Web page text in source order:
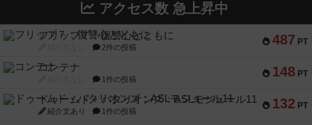
アクセス数 急上昇中
487 PT
フリップ７：復讐心とともに
2件の投稿
148 PT
コンテナ
1件の投稿
132 PT
ドゥームド・バタリオンズ：ASLモジュール11
紹介文あり 1件の投稿